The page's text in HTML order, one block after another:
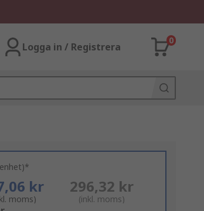
Logga in / Registrera
0
kr
moms)
296,32 kr
(inkl. moms)